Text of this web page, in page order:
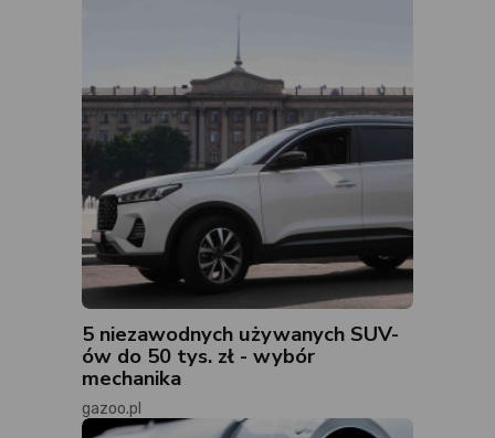
5 niezawodnych używanych SUV-
ów do 50 tys. zł - wybór
mechanika
gazoo.pl